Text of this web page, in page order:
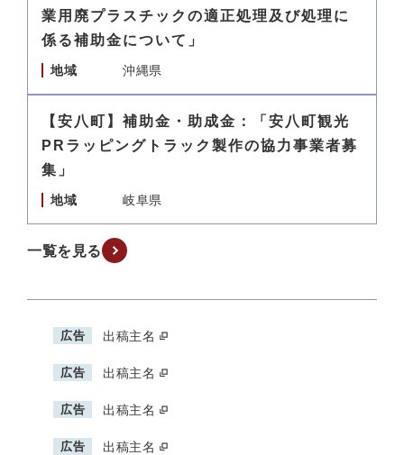
業用廃プラスチックの適正処理及び処理に
係る補助金について」
地域 沖縄県
【安八町】補助金・助成金：「安八町観光
PRラッピングトラック製作の協力事業者募
集」
地域 岐阜県
一覧を見る
広告 出稿主名
広告 出稿主名
広告 出稿主名
広告 出稿主名